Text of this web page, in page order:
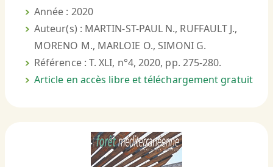
Année : 2020
Auteur(s) : MARTIN-ST-PAUL N., RUFFAULT J.,
MORENO M., MARLOIE O., SIMONI G.
Référence : T. XLI, n°4, 2020, pp. 275-280.
Article en accès libre et téléchargement gratuit